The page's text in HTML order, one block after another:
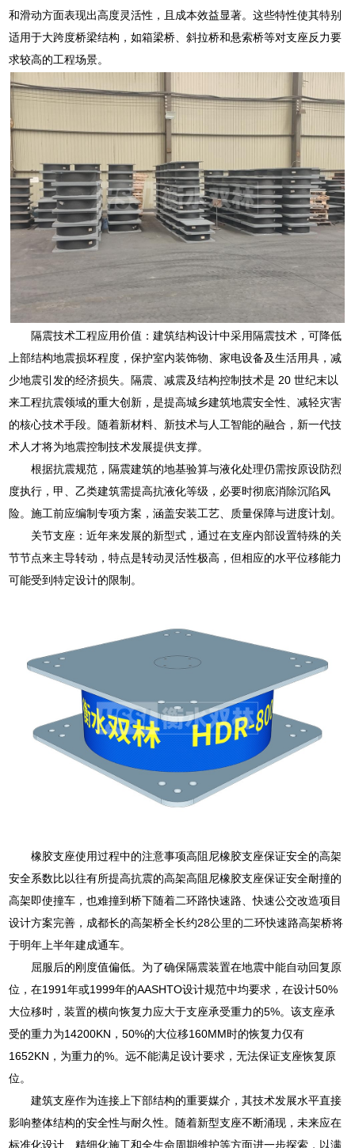
和滑动方面表现出高度灵活性，且成本效益显著。这些特性使其特别
适用于大跨度桥梁结构，如箱梁桥、斜拉桥和悬索桥等对支座反力要
求较高的工程场景。
隔震技术工程应用价值：建筑结构设计中采用隔震技术，可降低
上部结构地震损坏程度，保护室内装饰物、家电设备及生活用具，减
少地震引发的经济损失。隔震、减震及结构控制技术是 20 世纪末以
来工程抗震领域的重大创新，是提高城乡建筑地震安全性、减轻灾害
的核心技术手段。随着新材料、新技术与人工智能的融合，新一代技
术人才将为地震控制技术发展提供支撑。
根据抗震规范，隔震建筑的地基验算与液化处理仍需按原设防烈
度执行，甲、乙类建筑需提高抗液化等级，必要时彻底消除沉陷风
险。施工前应编制专项方案，涵盖安装工艺、质量保障与进度计划。
关节支座：近年来发展的新型式，通过在支座内部设置特殊的关
节节点来主导转动，特点是转动灵活性极高，但相应的水平位移能力
可能受到特定设计的限制。
橡胶支座使用过程中的注意事项高阻尼橡胶支座保证安全的高架
安全系数比以往有所提高抗震的高架高阻尼橡胶支座保证安全耐撞的
高架即使撞车，也难撞到桥下随着二环路快速路、快速公交改造项目
设计方案完善，成都长的高架桥全长约28公里的二环快速路高架桥将
于明年上半年建成通车。
屈服后的刚度值偏低。为了确保隔震装置在地震中能自动回复原
位，在1991年或1999年的AASHTO设计规范中均要求，在设计50%
大位移时，装置的横向恢复力应大于支座承受重力的5%。该支座承
受的重力为14200KN，50%的大位移160MM时的恢复力仅有
1652KN，为重力的%。远不能满足设计要求，无法保证支座恢复原
位。
建筑支座作为连接上下部结构的重要媒介，其技术发展水平直接
影响整体结构的安全性与耐久性。随着新型支座不断涌现，未来应在
标准化设计、精细化施工和全生命周期维护等方面进一步探索，以满